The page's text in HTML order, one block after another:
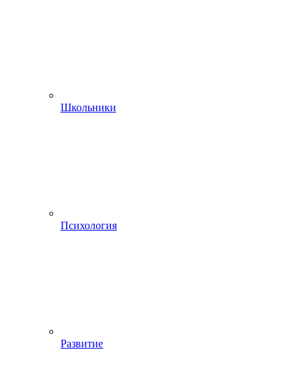
Школьники
Психология
Развитие